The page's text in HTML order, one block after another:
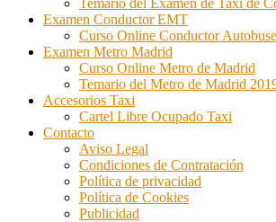
Temario del Examen de Taxi de
Examen Conductor EMT
Curso Online Conductor
Examen Metro Madrid
Curso Online Metro de Madrid
Temario del Metro de Madrid
Accesorios Taxi
Cartel Libre Ocupado Taxi
Contacto
Aviso Legal
Condiciones de Contratación
Política de privacidad
Política de Cookies
Publicidad